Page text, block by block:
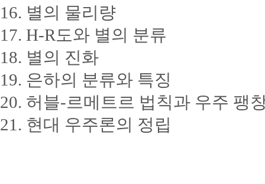
16. 별의 물리량
17. H-R도와 별의 분류
18. 별의 진화
19. 은하의 분류와 특징
20. 허블-르메트르 법칙과 우주 팽
21. 현대 우주론의 정립